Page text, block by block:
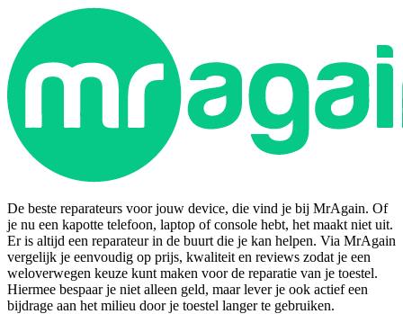
De beste reparateurs voor jouw device, die vind je bij MrAgain. Of
je nu een kapotte telefoon, laptop of console hebt, het maakt niet uit.
Er is altijd een reparateur in de buurt die je kan helpen. Via MrAgain
vergelijk je eenvoudig op prijs, kwaliteit en reviews zodat je een
weloverwegen keuze kunt maken voor de reparatie van je toestel.
Hiermee bespaar je niet alleen geld, maar lever je ook actief een
bijdrage aan het milieu door je toestel langer te gebruiken.